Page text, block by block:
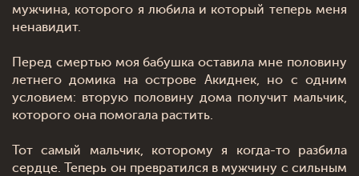
мужчина, которого я любила и который теперь меня
ненавидит.
Перед смертью моя бабушка оставила мне половину
летнего домика на острове Акиднек, но с одним
условием: вторую половину дома получит мальчик,
которого она помогала растить.
Тот самый мальчик, которому я когда-то разбила
сердце. Теперь он превратился в мужчину с сильным